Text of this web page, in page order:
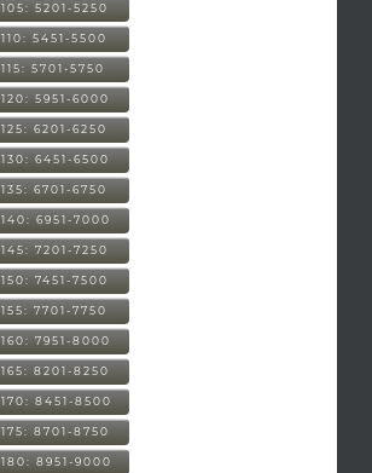
105: 5201-5250
110: 5451-5500
115: 5701-5750
120: 5951-6000
125: 6201-6250
130: 6451-6500
135: 6701-6750
140: 6951-7000
145: 7201-7250
150: 7451-7500
155: 7701-7750
160: 7951-8000
165: 8201-8250
170: 8451-8500
175: 8701-8750
180: 8951-9000